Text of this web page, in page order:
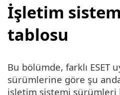
İşletim
tablosu
Bu bölümde, farklı ESET
sürümlerine göre şu
işletim sistemi sürümleri